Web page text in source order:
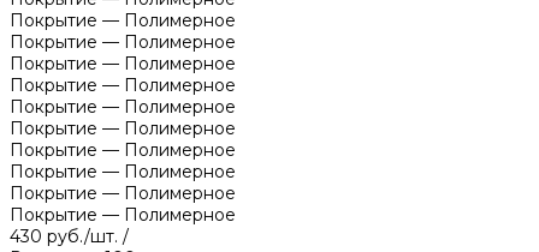
Покрытие — Полимерное
Покрытие — Полимерное
Покрытие — Полимерное
Покрытие — Полимерное
Покрытие — Полимерное
Покрытие — Полимерное
Покрытие — Полимерное
Покрытие — Полимерное
Покрытие — Полимерное
Покрытие — Полимерное
430 руб./шт. /